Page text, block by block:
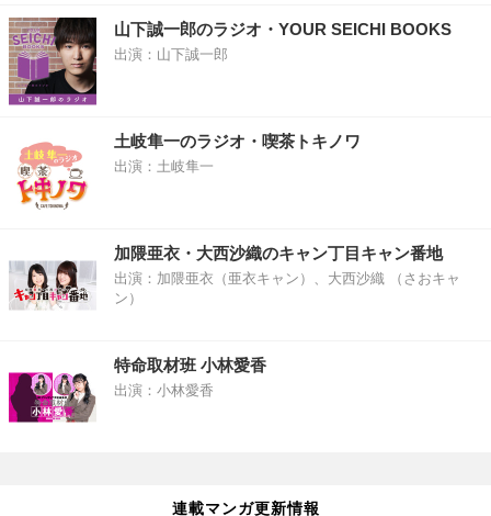
山下誠一郎のラジオ・YOUR SEICHI BOOKS
出演：山下誠一郎
土岐隼一のラジオ・喫茶トキノワ
出演：土岐隼一
加隈亜衣・大西沙織のキャン丁目キャン番地
出演：加隈亜衣（亜衣キャン）、大西沙織 （さおキャ
ン）
特命取材班 小林愛香
出演：小林愛香
連載マンガ更新情報